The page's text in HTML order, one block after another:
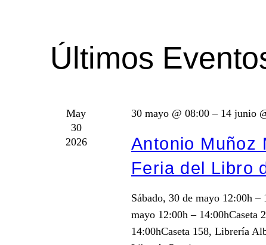
vistas
Eventos
clave.
Últimos
May
30
2026
30 mayo @ 08:00– 14 junio
Antonio Muñoz
Feria del Libro
Sábado, 30 de mayo 12:00h
mayo 12:00h – 14:00hCaseta
14:00hCaseta 158, Librería